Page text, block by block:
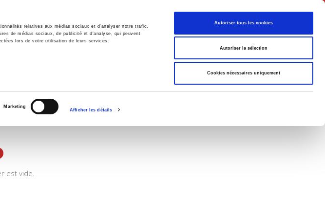
relatives aux médias sociaux et d'analyser notre trafic.
de médias sociaux, de publicité et d'analyse, qui peuvent
lors de votre utilisation de leurs services.
Marketing
Afficher les détails
Autoriser tous les cookies
Autoriser la sélection
Cookies nécessaires uniquement
Français
International
est vide.